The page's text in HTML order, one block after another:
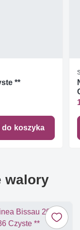
**
do koszyka
walory